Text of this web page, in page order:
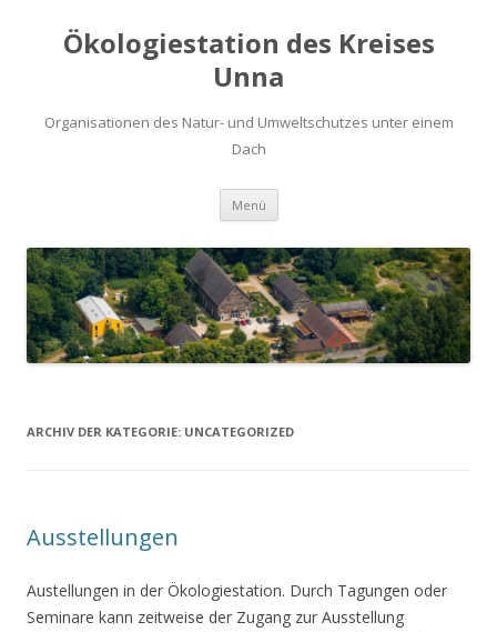
Ökologiestation des Kreises
Unna
Organisationen des Natur- und Umweltschutzes unter einem
Dach
Menü Zum
springen
ARCHIV DER KATEGORIE: UNCATEGORIZED
Ausstellungen
Austellungen in der Ökologiestation. Durch Tagungen oder
Seminare kann zeitweise der Zugang zur Ausstellung